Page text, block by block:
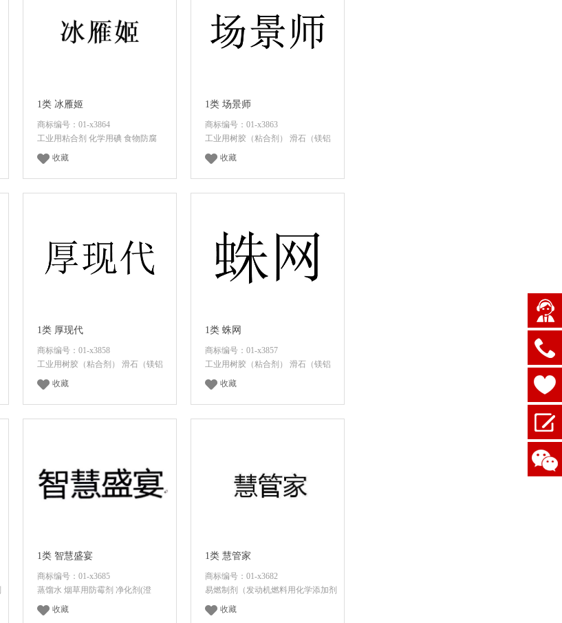
1类 冰雁姬
商标编号：01-x3864
工业用粘合剂 化学用碘 食物防腐
收藏
1类 场景师
商标编号：01-x3863
工业用树胶（粘合剂） 滑石（镁铝
收藏
1类 厚现代
商标编号：01-x3858
工业用树胶（粘合剂） 滑石（镁铝
收藏
1类 蛛网
商标编号：01-x3857
工业用树胶（粘合剂） 滑石（镁铝
收藏
1类 智慧盛宴
商标编号：01-x3685
蒸馏水 烟草用防霉剂 净化剂(澄
收藏
1类 慧管家
商标编号：01-x3682
易燃制剂（发动机燃料用化学添加剂
收藏